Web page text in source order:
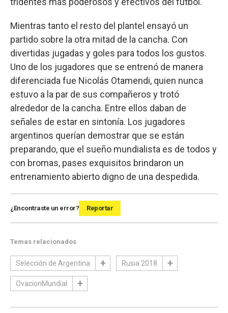
Mientras tanto el resto del plantel ensayó un
partido sobre la otra mitad de la cancha. Con
divertidas jugadas y goles para todos los gustos.
Uno de los jugadores que se entrenó de manera
diferenciada fue Nicolás Otamendi, quien nunca
estuvo a la par de sus compañeros y trotó
alrededor de la cancha. Entre ellos daban de
señales de estar en sintonía. Los jugadores
argentinos querían demostrar que se están
preparando, que el sueño mundialista es de todos y
con bromas, pases exquisitos brindaron un
entrenamiento abierto digno de una despedida.
¿Encontraste un error? Reportar
Temas relacionados
Selección de Argentina Rusia 2018
OvacionMundial